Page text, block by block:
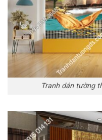
Tranh dán tường